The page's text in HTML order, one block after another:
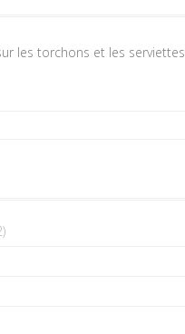
les torchons et les serviettes